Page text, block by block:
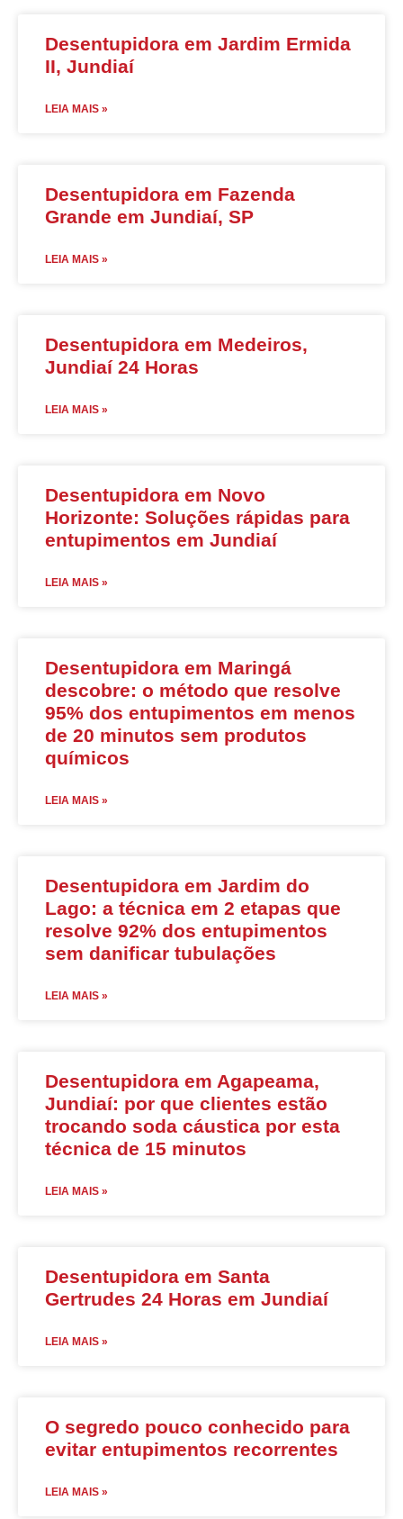
Desentupidora em Jardim Ermida
II, Jundiaí
LEIA MAIS »
Desentupidora em Fazenda
Grande em Jundiaí, SP
LEIA MAIS »
Desentupidora em Medeiros,
Jundiaí 24 Horas
LEIA MAIS »
Desentupidora em Novo
Horizonte: Soluções rápidas para
entupimentos em Jundiaí
LEIA MAIS »
Desentupidora em Maringá
descobre: o método que resolve
95% dos entupimentos em menos
de 20 minutos sem produtos
químicos
LEIA MAIS »
Desentupidora em Jardim do
Lago: a técnica em 2 etapas que
resolve 92% dos entupimentos
sem danificar tubulações
LEIA MAIS »
Desentupidora em Agapeama,
Jundiaí: por que clientes estão
trocando soda cáustica por esta
técnica de 15 minutos
LEIA MAIS »
Desentupidora em Santa
Gertrudes 24 Horas em Jundiaí
LEIA MAIS »
O segredo pouco conhecido para
evitar entupimentos recorrentes
LEIA MAIS »